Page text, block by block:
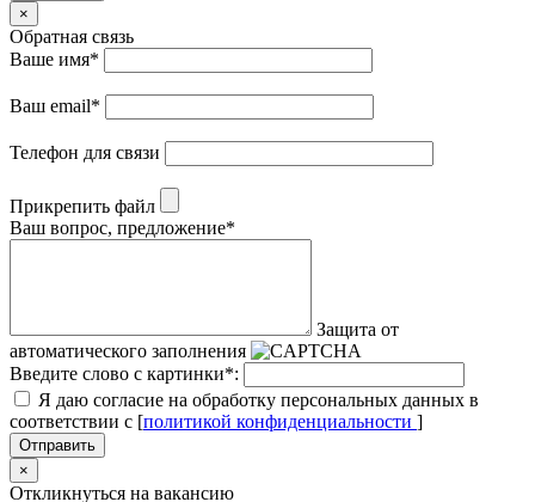
×
Обратная связь
Ваше имя*
Ваш email*
Телефон для связи
Прикрепить файл
Ваш вопрос, предложение*
Защита от
автоматического заполнения
Введите слово с картинки*:
Я даю согласие на обработку персональных данных в
соответствии с [политикой конфиденциальности ]
Отправить
×
Откликнуться на вакансию